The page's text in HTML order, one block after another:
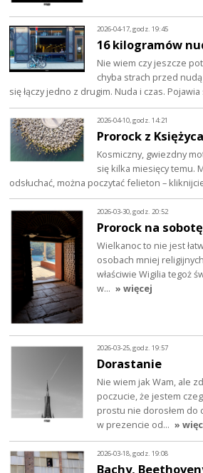
2026-04-17, godz. 19:45
16 kilogramów
Nie wiem czy jeszcze
chyba strach przed
się łączy jedno z drugim. Nuda i czas.
2026-04-10, godz. 14:21
Prorock z Księżyca
Kosmiczny, gwiezdny
się kilka miesięcy temu.
odsłuchać, można poczytać felieton –
2026-03-30, godz. 20:52
Prorock na
Wielkanoc to nie jest
osobach mniej
właściwie Wigilia tegoż
w… » więcej
2026-03-25, godz. 19:57
Dorastanie
Nie wiem jak Wam, ale
poczucie, że jestem
prostu nie dorosłem do
w prezencie od… »
2026-03-18, godz. 19:08
Bachy,